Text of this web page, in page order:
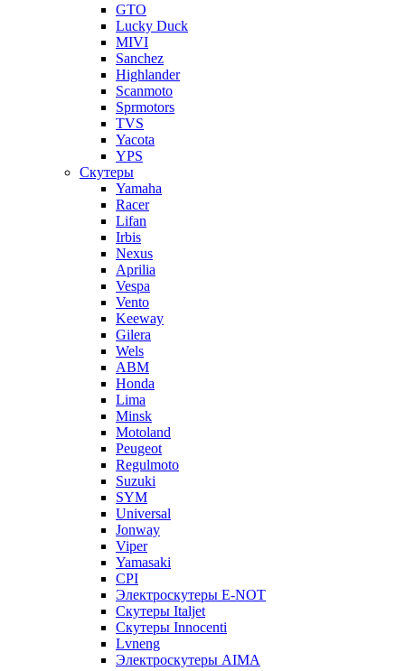
GTO
Lucky Duck
MIVI
Sanchez
Highlander
Scanmoto
Sprmotors
TVS
Yacota
YPS
Скутеры
Yamaha
Racer
Lifan
Irbis
Nexus
Aprilia
Vespa
Vento
Keeway
Gilera
Wels
ABM
Honda
Lima
Minsk
Motoland
Peugeot
Regulmoto
Suzuki
SYM
Universal
Jonway
Viper
Yamasaki
CPI
Электроскутеры E-NOT
Скутеры Italjet
Скутеры Innocenti
Lvneng
Электроскутеры AIMA